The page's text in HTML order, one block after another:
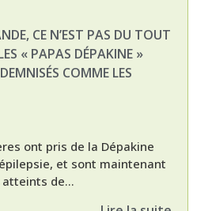
CE N’EST PAS DU TOUT
« PAPAS DÉPAKINE »
COMME LES
ont pris de la Dépakine
et sont maintenant
atteints de...